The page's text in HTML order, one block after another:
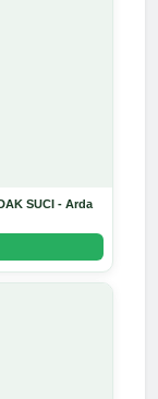
SUCI - Arda